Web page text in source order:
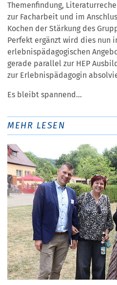
Themenfindung,
zur Facharbeit und im
Kochen der Stärkung des
Perfekt ergänzt wird dies nun
erlebnispädagogischen
gerade parallel zur HEP
zur Erlebnispädagogin
Es bleibt spannend...
MEHR LESEN